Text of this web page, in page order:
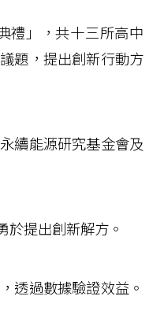
禮」，共十三所高中
題，提出創新行動方
續能源研究基金會及
提出創新解方。
透過數據驗證效益。